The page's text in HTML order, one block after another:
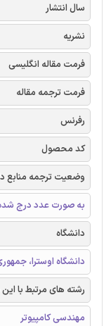
سال انتشار
نشریه
فرمت مقاله انگلیسی
فرمت ترجمه مقاله
رفرنس
کد محصول
وضعیت ترجمه منابع
به صورت عدد درج
دانشگاه
دانشگاه اوسترا،
رشته های مرتبط با این
مهندسی کامپیوتر